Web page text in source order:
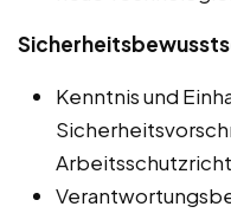
Kenntnis und